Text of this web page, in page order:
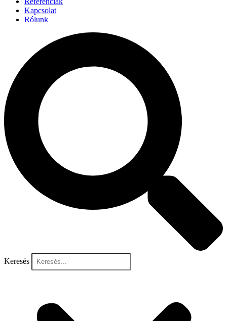
Kapcsolat
Rólunk
Keresés